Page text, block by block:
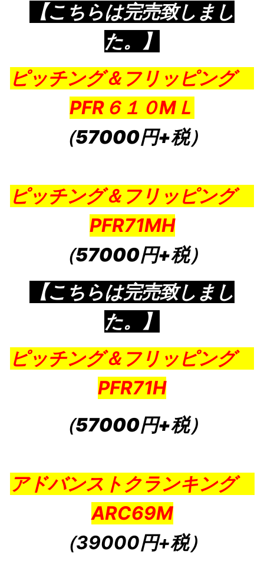
【こちらは完売致しまし
た。】
ピッチング＆フリッピング
PFR６１０MＬ
（57000円+税）
ピッチング＆フリッピング
PFR71MH
（57000円+税）
【こちらは完売致しまし
た。】
ピッチング＆フリッピング
PFR71H
（57000円+税）
アドバンストクランキング
ARC69M
（39000円+税）